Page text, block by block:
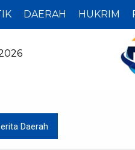
DAERAH HUKRIM
Daerah